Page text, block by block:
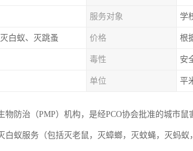
服务对象
白蚁、灭跳蚤 价格 根
毒性 安
单位 平
防治（PMP）机构，是经PCO协会批准的城市
白蚁服务（包括灭老鼠，灭蟑螂，灭蚊蝇，灭蚂